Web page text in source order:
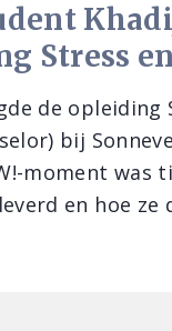
Stress
de opleiding
bij
moment was
en hoe